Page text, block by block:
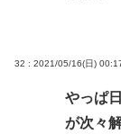
32 : 2021/05/16(日)
やっぱ
が次々